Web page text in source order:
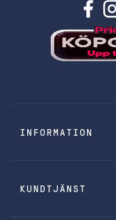
INFORMATION
KUNDTJÄNST